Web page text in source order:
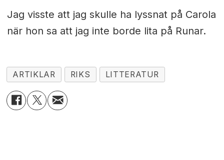
Jag visste att jag skulle ha lyssnat på Carola
när hon sa att jag inte borde lita på Runar.
ARTIKLAR RIKS LITTERATUR